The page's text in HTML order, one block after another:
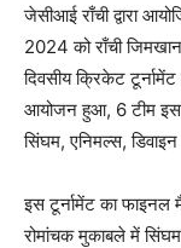
जेसीआई राँची द्वारा
2024 को राँची
दिवसीय क्रिकेट
आयोजन हुआ, 6 टीम इस
सिंघम, एनिमल्स,
इस टूर्नामेंट का फाइनल
रोमांचक मुकाबले में